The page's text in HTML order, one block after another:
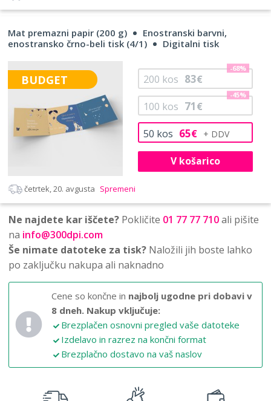
Mat premazni papir (200 g)
Enostranski barvni,
enostransko črno-beli tisk (4/1)
Digitalni tisk
BUDGET
50 kos 65€
100 kos 71€
-45%
200 kos 83€
-68%
V košarico
četrtek, 20. avgusta Spremeni
Ne najdete kar iščete? Pokličite 01 77 77 710ali pišite
na info@300dpi.com
Še nimate datoteke za tisk? Naložili jih boste lahko
po zaključku nakupa ali naknadno
Cene so končne in najbolj ugodne pri dobavi v
8 dneh. Nakup vključuje:
Brezplačen osnovni pregled vaše datoteke
Izdelavo in razrez na končni format
Brezplačno dostavo na vaš naslov